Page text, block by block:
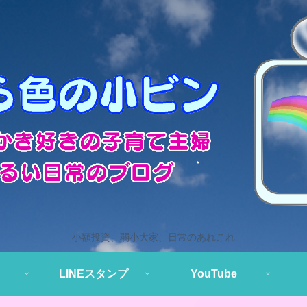
小額投資、弱小大家、日常のあれこれ
LINEスタンプ YouTube